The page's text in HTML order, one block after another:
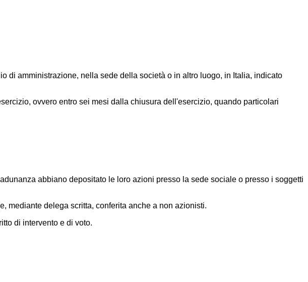
di amministrazione, nella sede della società o in altro luogo, in Italia, indicato
ovvero entro sei mesi dalla chiusura dell'esercizio, quando particolari
abbiano depositato le loro azioni presso la sede sociale o presso i soggetti
mediante delega scritta, conferita anche a non azionisti.
di intervento e di voto.